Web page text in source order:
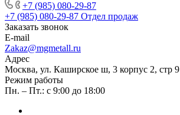
+7 (985) 080-29-87
+7 (985) 080-29-87 Отдел продаж
Заказать звонок
E-mail
Zakaz@mgmetall.ru
Адрес
Москва, ул. Каширское ш, 3 корпус 2, стр 9
Режим работы
Пн. – Пт.: с 9:00 до 18:00